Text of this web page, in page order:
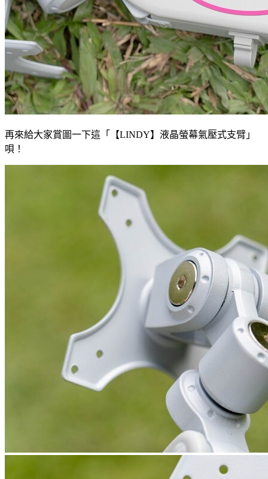
再來給大家賞圖一下這「【LINDY】液晶螢幕氣壓式支臂」
唄！